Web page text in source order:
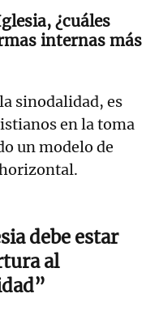
¿cuáles
internas más
sinodalidad, es
en la toma
un modelo de
debe estar
al